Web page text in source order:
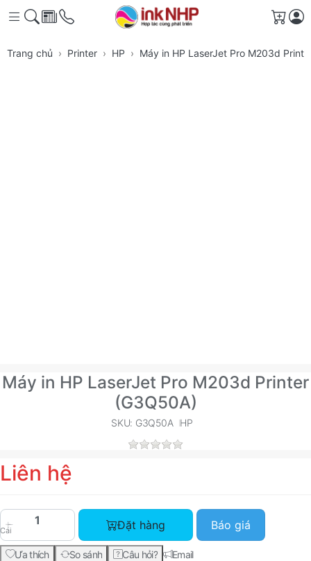
Giỏ
Trang chủ Printer HP Máy in HP LaserJet Pro M203d
Máy in HP LaserJet Pro M203d Printer
(G3Q50A)
SKU: G3Q50A HP
Liên hệ
Cái
Máy in HP LaserJet Pro M203d Printer
Đặt hàng Báo giá
Ưa thích So sánh Câu hỏi? Email